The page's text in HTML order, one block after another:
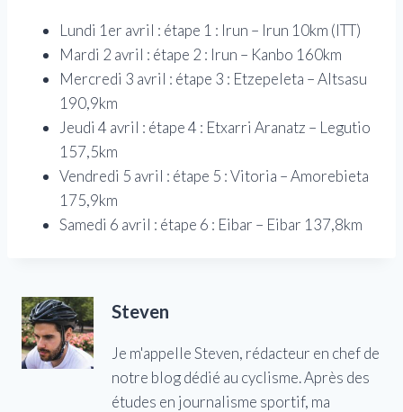
Lundi 1er avril : étape 1 : Irun – Irun 10km (ITT)
Mardi 2 avril : étape 2 : Irun – Kanbo 160km
Mercredi 3 avril : étape 3 : Etzepeleta – Altsasu
190,9km
Jeudi 4 avril : étape 4 : Etxarri Aranatz – Legutio
157,5km
Vendredi 5 avril : étape 5 : Vitoria – Amorebieta
175,9km
Samedi 6 avril : étape 6 : Eibar – Eibar 137,8km
Steven
Je m'appelle Steven, rédacteur en chef de
notre blog dédié au cyclisme. Après des
études en journalisme sportif, ma